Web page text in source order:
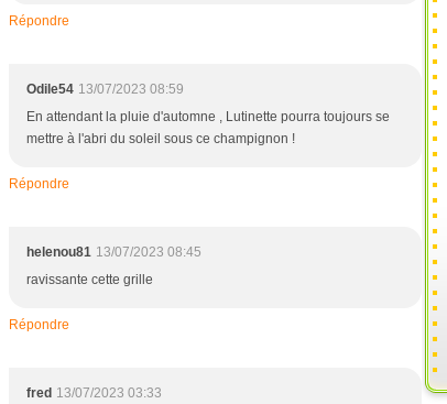
Répondre
Odile54 13/07/2023 08:59
En attendant la pluie d'automne , Lutinette pourra toujours se
mettre à l'abri du soleil sous ce champignon !
Répondre
helenou81 13/07/2023 08:45
ravissante cette grille
Répondre
fred 13/07/2023 03:33